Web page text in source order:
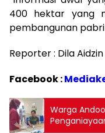
400 hektar yang
pembangunan
Reporter : Dila Aidzin
Facebook :
Warga